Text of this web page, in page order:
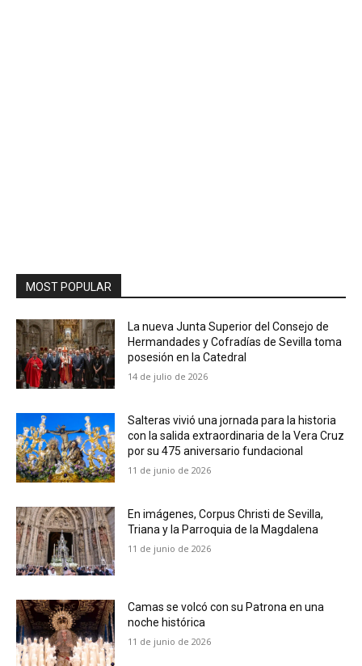
MOST POPULAR
La nueva Junta Superior del Consejo de
Hermandades y Cofradías de Sevilla toma
posesión en la Catedral
14 de julio de 2026
Salteras vivió una jornada para la historia
con la salida extraordinaria de la Vera Cruz
por su 475 aniversario fundacional
11 de junio de 2026
En imágenes, Corpus Christi de Sevilla,
Triana y la Parroquia de la Magdalena
11 de junio de 2026
Camas se volcó con su Patrona en una
noche histórica
11 de junio de 2026